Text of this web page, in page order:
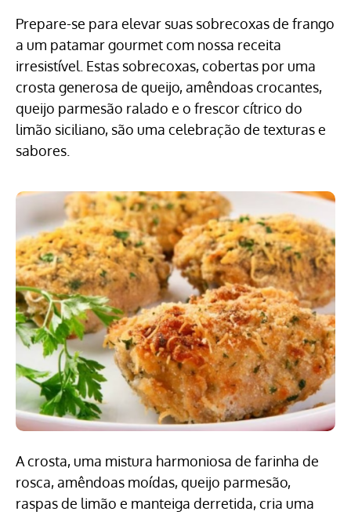
Prepare-se para elevar suas sobrecoxas de frango
a um patamar gourmet com nossa receita
irresistível. Estas sobrecoxas, cobertas por uma
crosta generosa de queijo, amêndoas crocantes,
queijo parmesão ralado e o frescor cítrico do
limão siciliano, são uma celebração de texturas e
sabores.
A crosta, uma mistura harmoniosa de farinha de
rosca, amêndoas moídas, queijo parmesão,
raspas de limão e manteiga derretida, cria uma